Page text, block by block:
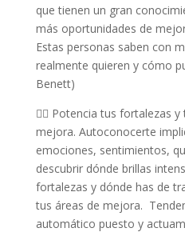
que tienen un gran
más oportunidades de
Estas personas saben con
realmente quieren y cómo
Benett)
👌🏽 Potencia tus fortalezas
mejora. Autoconocerte
emociones, sentimientos,
descubrir dónde brillas
fortalezas y dónde has de
tus áreas de mejora.
automático puesto y